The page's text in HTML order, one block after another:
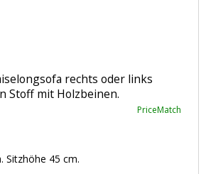
rechts oder links
Stoff mit Holzbeinen.
PriceMatch
Sitzhöhe 45 cm.